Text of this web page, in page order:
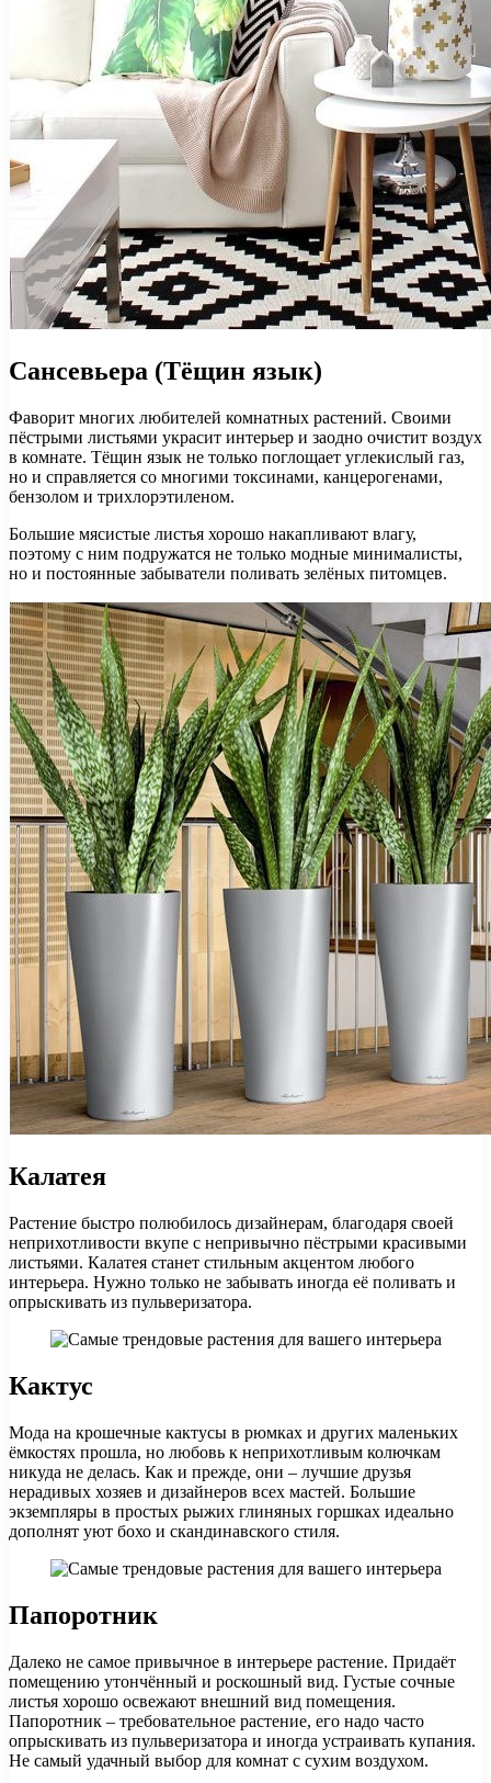
Сансевьера (Тёщин язык)
Фаворит многих любителей комнатных растений. Своими
пёстрыми листьями украсит интерьер и заодно очистит воздух
в комнате. Тёщин язык не только поглощает углекислый газ,
но и справляется со многими токсинами, канцерогенами,
бензолом и трихлорэтиленом.
Большие мясистые листья хорошо накапливают влагу,
поэтому с ним подружатся не только модные минималисты,
но и постоянные забыватели поливать зелёных питомцев.
Калатея
Растение быстро полюбилось дизайнерам, благодаря своей
неприхотливости вкупе с непривычно пёстрыми красивыми
листьями. Калатея станет стильным акцентом любого
интерьера. Нужно только не забывать иногда её поливать и
опрыскивать из пульверизатора.
Кактус
Мода на крошечные кактусы в рюмках и других маленьких
ёмкостях прошла, но любовь к неприхотливым колючкам
никуда не делась. Как и прежде, они – лучшие друзья
нерадивых хозяев и дизайнеров всех мастей. Большие
экземпляры в простых рыжих глиняных горшках идеально
дополнят уют бохо и скандинавского стиля.
Папоротник
Далеко не самое привычное в интерьере растение. Придаёт
помещению утончённый и роскошный вид. Густые сочные
листья хорошо освежают внешний вид помещения.
Папоротник – требовательное растение, его надо часто
опрыскивать из пульверизатора и иногда устраивать купания.
Не самый удачный выбор для комнат с сухим воздухом.